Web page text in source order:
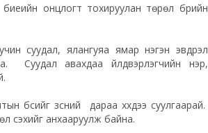
онцлогт тохируулан төрөл бүрийн
суудал, ялангуяа ямар нэгэн эвдрэл
Суудал авахдаа үйлдвэрлэгчийн нэр,
зүүсний дараа хүүхдээ суулгаарай.
үүсэхийг анхааруулж байна.